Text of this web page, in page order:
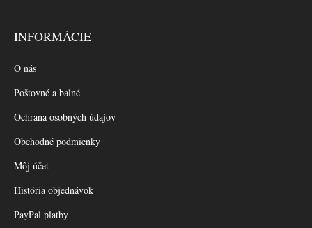
INFORMÁCIE
O nás
Poštovné a balné
Ochrana osobných údajov
Obchodné podmienky
Môj účet
História objednávok
PayPal platby